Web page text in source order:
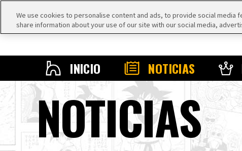
INICIO NOTICIAS
NOTICIAS
We use cookies to personalise content and ads, to provide social media
share information about your use of our site with our social media,